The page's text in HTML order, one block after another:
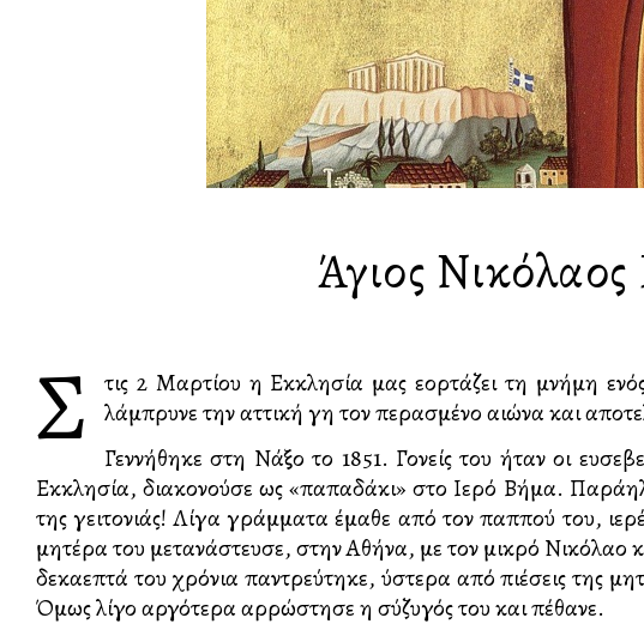
Άγιος
Σ
τις 2 Μαρτίου η Εκκλησία μας εορτάζει τη μνήμη
λάμπρυνε την αττική γη τον περασμένο αιώνα και
Γεννήθηκε στη Νάξο το 1851. Γονείς του ήταν οι
Εκκλησία, διακονούσε ως «παπαδάκι» στο Ιερό Βήμα.
της γειτονιάς! Λίγα γράμματα έμαθε από τον παππού του,
μητέρα του μετανάστευσε, στην Αθήνα, με τον μικρό
δεκαεπτά του χρόνια παντρεύτηκε, ύστερα από πιέσεις της
Όμως λίγο αργότερα αρρώστησε η σύζυγός του και πέθανε.